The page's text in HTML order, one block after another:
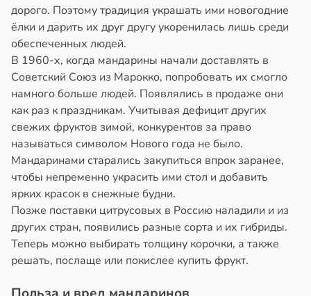
дорого. Поэтому традиция украшать ими новогодние
ёлки и дарить их друг другу укоренилась лишь среди
обеспеченных людей.
В 1960-х, когда мандарины начали доставлять в
Советский Союз из Марокко, попробовать их смогло
намного больше людей. Появлялись в продаже они
как раз к праздникам. Учитывая дефицит других
свежих фруктов зимой, конкурентов за право
называться символом Нового года не было.
Мандаринами старались закупиться впрок заранее,
чтобы непременно украсить ими стол и добавить
ярких красок в снежные будни.
Позже поставки цитрусовых в Россию наладили и из
других стран, появились разные сорта и их гибриды.
Теперь можно выбирать толщину корочки, а также
решать, послаще или покислее купить фрукт.